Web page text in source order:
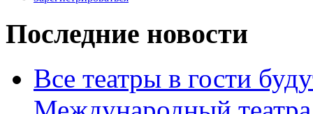
Последние новости
Все театры в гости